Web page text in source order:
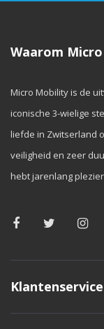
Waarom Micro
Micro Mobility is de
iconische 3-wielige
liefde in Zwitserland
veiligheid en zeer
hebt jarenlang
Klantenservice